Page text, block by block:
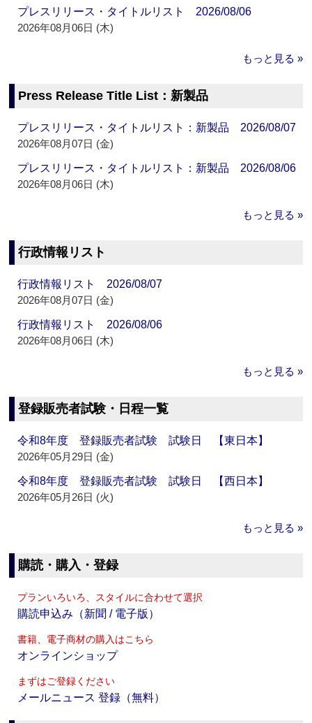
プレスリリース・タイトルリスト 2026/08/06
2026年08月06日 (木)
もっと見る »
Press Release Title List：新製品
プレスリリース・タイトルリスト：新製品 2026/08/07
2026年08月07日 (金)
プレスリリース・タイトルリスト：新製品 2026/08/06
2026年08月06日 (木)
もっと見る »
行政情報リスト
行政情報リスト 2026/08/07
2026年08月07日 (金)
行政情報リスト 2026/08/06
2026年08月06日 (木)
もっと見る »
登録販売者試験・日程一覧
令和8年度 登録販売者試験 試験日 【東日本】
2026年05月29日 (金)
令和8年度 登録販売者試験 試験日 【西日本】
2026年05月26日 (火)
もっと見る »
購読・購入・登録
プランいろいろ、スタイルに合わせて選択
購読申込み（新聞 / 電子版）
書籍、電子商材の購入はこちら
オンラインショップ
まずはご登録ください
メールニュース 登録（無料）